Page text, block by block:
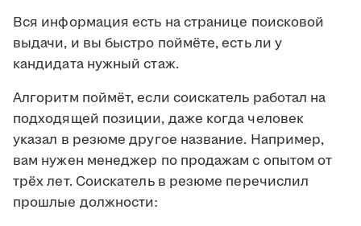
Вся информация есть на странице поисковой
выдачи, и вы быстро поймёте, есть ли у
кандидата нужный стаж.
Алгоритм поймёт, если соискатель работал на
подходящей позиции, даже когда человек
указал в резюме другое название. Например,
вам нужен менеджер по продажам с опытом от
трёх лет. Соискатель в резюме перечислил
прошлые должности: